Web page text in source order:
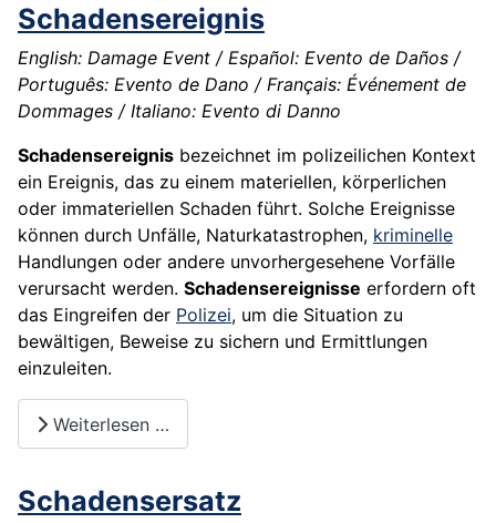
Schadensereignis
English: Damage Event / Español: Evento de Daños /
Português: Evento de Dano / Français: Événement de
Dommages / Italiano: Evento di Danno
Schadensereignis bezeichnet im polizeilichen Kontext
ein Ereignis, das zu einem materiellen, körperlichen
oder immateriellen Schaden führt. Solche Ereignisse
können durch Unfälle, Naturkatastrophen, kriminelle
Handlungen oder andere unvorhergesehene Vorfälle
verursacht werden. Schadensereignisse erfordern oft
das Eingreifen der Polizei, um die Situation zu
bewältigen, Beweise zu sichern und Ermittlungen
einzuleiten.
Weiterlesen …
Schadensersatz